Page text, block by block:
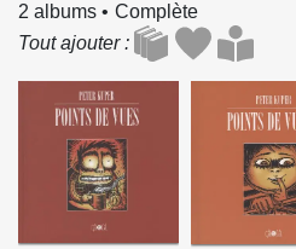
2 albums
Complète
Tout ajouter